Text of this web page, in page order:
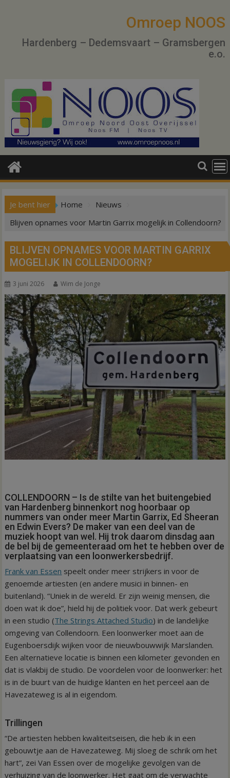
Omroep NOOS
Hardenberg – Dedemsvaart – Gramsbergen
e.o.
Je bent hier Home
Nieuws
Blijven opnames voor Martin Garrix mogelijk in Collendoorn?
BLIJVEN OPNAMES VOOR MARTIN GARRIX
MOGELIJK IN COLLENDOORN?
3 juni 2026 Wim de Jonge
COLLENDOORN – Is de stilte van het buitengebied
van Hardenberg binnenkort nog hoorbaar op
nummers van onder meer Martin Garrix, Ed Sheeran
en Edwin Evers? De maker van een deel van de
muziek hoopt van wel. Hij trok daarom dinsdag aan
de bel bij de gemeenteraad om het te hebben over de
verplaatsing van een loonwerkersbedrijf.
Frank van Essen speelt onder meer strijkers in voor de
genoemde artiesten (en andere musici in binnen- en
buitenland). “Uniek in de wereld. Er zijn weinig mensen, die
doen wat ik doe”, hield hij de politiek voor. Dat werk gebeurt
in een studio (The Strings Attached Studio) in de landelijke
omgeving van Collendoorn. Een loonwerker moet aan de
Eugenboersdijk wijken voor de nieuwbouwwijk Marslanden.
Een alternatieve locatie is binnen een kilometer gevonden en
dat is vlakbij de studio. De voordelen voor de loonwerker: het
is in de buurt van de huidige klanten en het perceel aan de
Havezateweg is al in eigendom.
Trillingen
“De artiesten hebben kwaliteitseisen, die heb ik in een
gebouwtje aan de Havezateweg. Mij sloeg de schrik om het
hart”, zei Van Essen over de mogelijke gevolgen van de
verhuizing van de loonwerker. Het gaat om de verwachte